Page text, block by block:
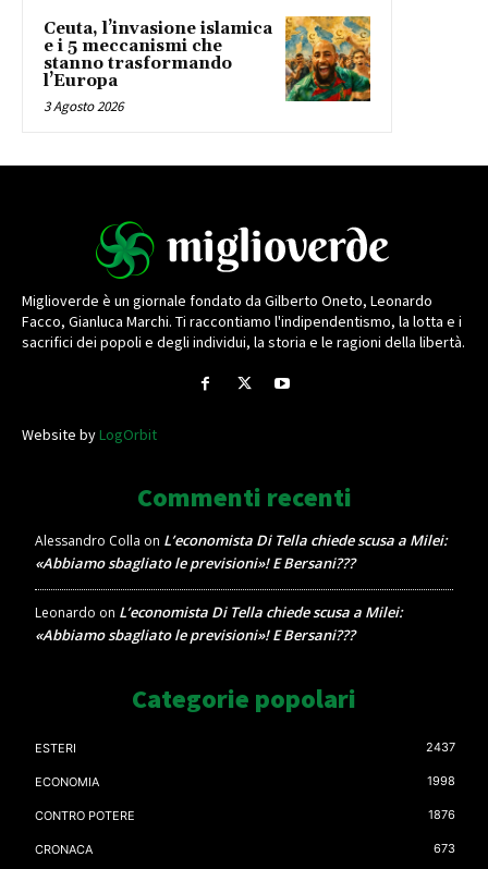
Ceuta, l’invasione islamica
e i 5 meccanismi che
stanno trasformando
l’Europa
3 Agosto 2026
Miglioverde è un giornale fondato da Gilberto Oneto, Leonardo
Facco, Gianluca Marchi. Ti raccontiamo l'indipendentismo, la lotta e i
sacrifici dei popoli e degli individui, la storia e le ragioni della libertà.
Website byLogOrbit
Commenti recenti
Alessandro Colla on L’economista Di Tella chiede scusa a Milei:
«Abbiamo sbagliato le previsioni»! E Bersani???
Leonardo on L’economista Di Tella chiede scusa a Milei:
«Abbiamo sbagliato le previsioni»! E Bersani???
Categorie popolari
ESTERI 2437
ECONOMIA 1998
CONTRO POTERE 1876
CRONACA 673